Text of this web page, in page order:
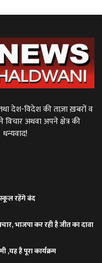
तथा देश-विदेश की ताज़ा ख़बरों व
अथवा अपने क्षेत्र की
रहेंगे बंद
भाजपा कर रही है जीत का दावा
,यह है पूरा कार्यक्रम